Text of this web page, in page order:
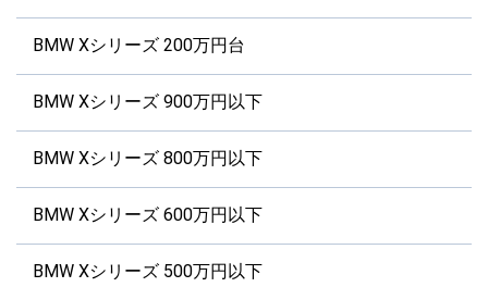
BMW Xシリーズ 200万円台
BMW Xシリーズ 900万円以下
BMW Xシリーズ 800万円以下
BMW Xシリーズ 600万円以下
BMW Xシリーズ 500万円以下